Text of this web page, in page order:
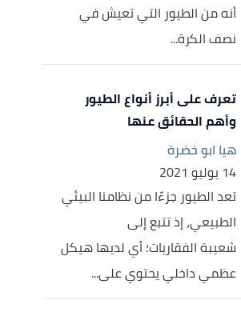
أنه من الطيور التي تعيش في
نصف الكرة...
تعرف على أبرز أنواع الطيور
وأهم الحقائق عنها
هيا ابو خضرة
14 يوليو 2021
تعد الطيور جزءًا من نظامنا البيئي
الطبيعي، إذ تتبع إلى
شعيبة الفقاريات؛ أي لديها هيكل
عظمي داخلي يحتوي على...